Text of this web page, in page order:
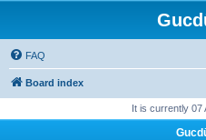
FAQ
Board index
It is currently 07